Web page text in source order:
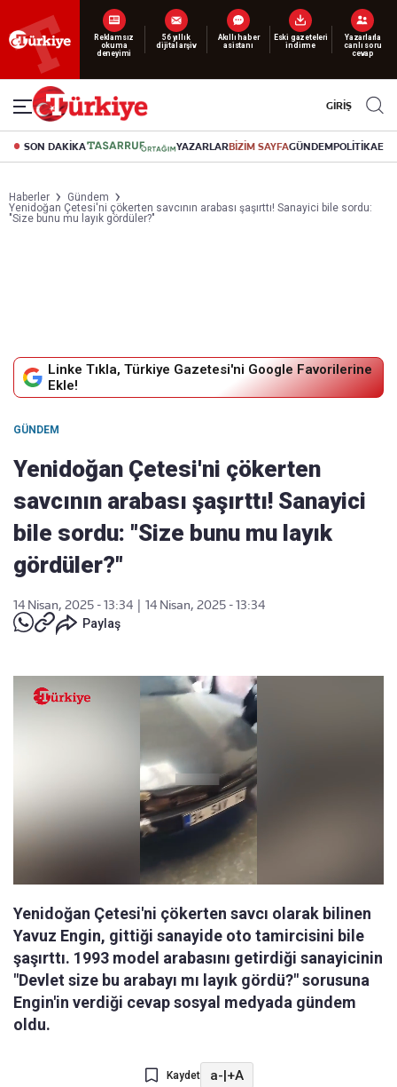
Yeni nesil dijital
abonelik 19 TL’den başlayan fiyatlarla.
GİRİŞ
SON DAKİKA YAZARLARBİZİM SAYFAGÜNDEMPOLİTİKA
Haberler
Gündem
Yenidoğan Çetesi'ni çökerten savcının arabası şaşırttı! Sanayici bile sordu:
"Size bunu mu layık gördüler?"
Linke Tıkla, Türkiye Gazetesi'ni Google Favorilerine
Ekle!
GÜNDEM
Yenidoğan Çetesi'ni çökerten
savcının arabası şaşırttı! Sanayici
bile sordu: "Size bunu mu layık
gördüler?"
14 Nisan, 2025 - 13:34
14 Nisan, 2025 - 13:34
Paylaş
Yenidoğan Çetesi'ni çökerten savcı olarak bilinen
Yavuz Engin, gittiği sanayide oto tamircisini bile
şaşırttı. 1993 model arabasını getirdiği sanayicinin
"Devlet size bu arabayı mı layık gördü?" sorusuna
Engin'in verdiği cevap sosyal medyada gündem
oldu.
Kaydet a-|+A